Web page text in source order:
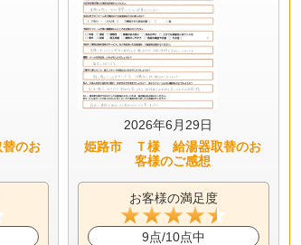
のお
2026年6月29日
姫路市 Ｔ様 給湯器取替のお
客様のご感想
お客様の満足度
9点/10点中